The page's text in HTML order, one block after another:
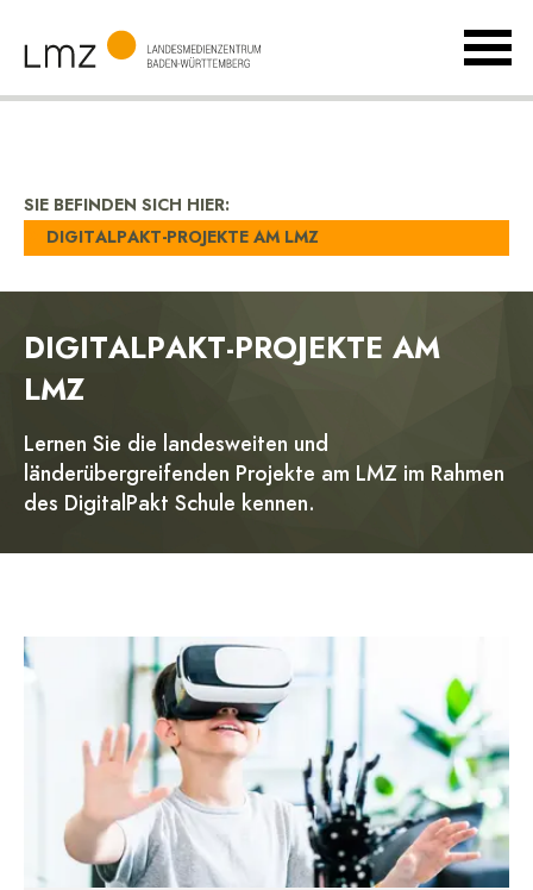
Baden-
SIE BEFINDEN SICH HIER:
DIGITALPAKT-PROJEKTE AM LMZ
DIGITALPAKT-PROJEKTE AM
LMZ
Lernen Sie die landesweiten und
länderübergreifenden Projekte am LMZ im Rahmen
des DigitalPakt Schule kennen.